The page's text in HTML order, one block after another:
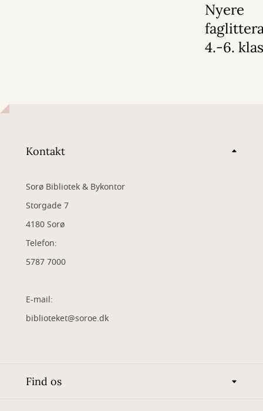
Nyere
4.-6.
Kontakt
Sorø Bibliotek & Bykontor
Storgade 7
4180 Sorø
Telefon:
5787 7000
E-mail:
biblioteket@soroe.dk
Find os